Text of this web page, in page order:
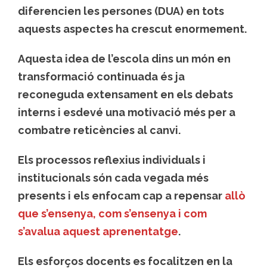
diferencien les persones (DUA) en tots
aquests aspectes ha crescut enormement.
Aquesta idea de l’escola dins un món en
transformació continuada és ja
reconeguda extensament en els debats
interns i esdevé una motivació més per a
combatre reticències al canvi.
Els processos reflexius individuals i
institucionalssón cada vegada més
presents i els enfocam cap a repensar allò
que s’ensenya, com s’ensenya i com
s’avalua aquest aprenentatge.
Els esforços docents es focalitzen en la